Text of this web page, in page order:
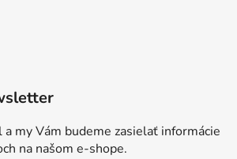
my Vám budeme zasielať informácie
na našom e-shope.